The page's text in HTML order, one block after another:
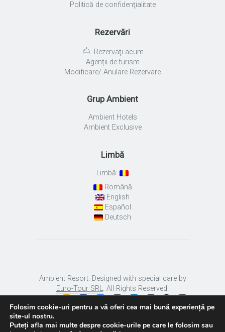
Politică de confidenţialitate
Rezervări
Rezervaţi acum
Agenții de turism
Modificare/ Anulare Rezervare
Grup Ambient
Ambient Hotels
Ambient Exclusive
Limbă
Limbă:
Română
English
Español
Deutsch
Ambient Resort. Designed with special care by
Euro-Tour SRL. All Rights Reserved.
Folosim cookie-uri pentru a vă oferi cea mai bună experiență pe
site-ul nostru.
Puteți afla mai multe despre cookie-urile pe care le folosim sau